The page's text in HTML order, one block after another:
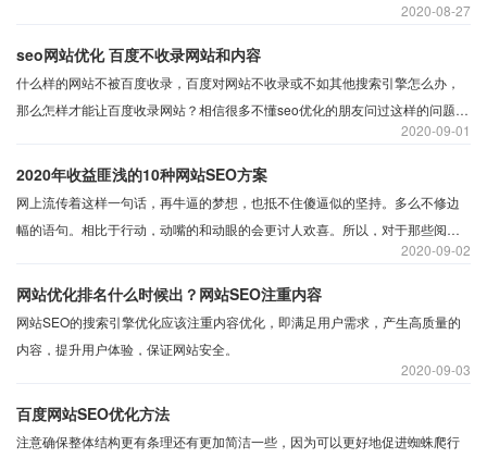
08-27
2020
新几次，有时半个月不更新，而外链增加不稳定性，外链上升和下降的网站优
化很大，很可能被认为是作弊。
09-01
2020
seo网站优化 百度不收录网站和内容
什么样的网站不被百度收录，百度对网站不收录或不如其他搜索引擎怎么办，
那么怎样才能让百度收录网站？相信很多不懂seo优化的朋友问过这样的问题，
之前小编写过百度不收录网站的原因，并简单对百度搜索引擎做过分析，今天
沃之涛科技就具体说下检查百度收录流程和收录方法。
09-02
2020
2020年收益匪浅的10种网站SEO方案
网上流传着这样一句话，再牛逼的梦想，也抵不住傻逼似的坚持。多么不修边
幅的语句。相比于行动，动嘴的和动眼的会更讨人欢喜。所以，对于那些阅读
更多网站的seo文章或教程的人来说，今天可以试着看看这篇文章，我希望给你
一些启示。
09-03
2020
网站优化排名什么时候出？网站SEO注重内容
网站SEO的搜索引擎优化应该注重内容优化，即满足用户需求，产生高质量的
内容，提升用户体验，保证网站安全。
百度网站SEO优化方法
注意确保整体结构更有条理还有更加简洁一些，因为可以更好地促进蜘蛛爬行